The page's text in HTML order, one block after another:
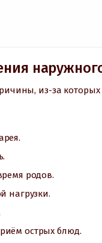
из-за
родов.
нагрузки.
острых блюд.